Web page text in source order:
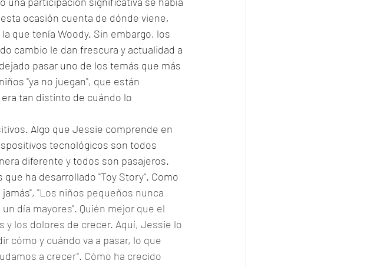
ocasión cuenta de dónde viene,
que tenía Woody. Sin embargo, los
cambio le dan frescura y actualidad a
pasar uno de los temás que más
"ya no juegan", que están
tan distinto de cuándo lo
Algo que Jessie comprende en
tecnológicos son todos
diferente y todos son pasajeros.
ha desarrollado "Toy Story". Como
"Los niños pequeños nunca
día mayores". Quién mejor que el
y los dolores de crecer. Aquí, Jessie lo
cómo y cuándo va a pasar, lo que
a crecer". Cómo ha crecido